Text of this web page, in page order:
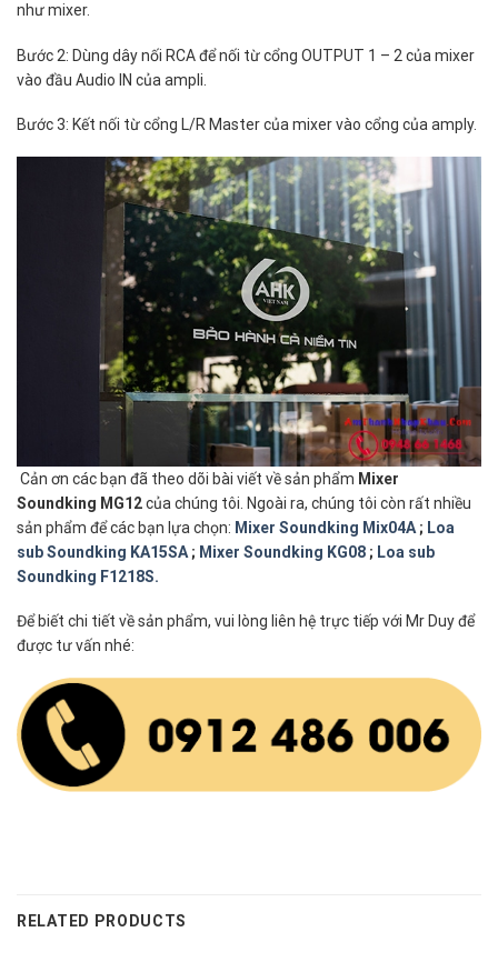
như mixer.
Bước 2: Dùng dây nối RCA để nối từ cổng OUTPUT 1 – 2 của mixer
vào đầu Audio IN của ampli.
Bước 3: Kết nối từ cổng L/R Master của mixer vào cổng của amply.
Cản ơn các bạn đã theo dõi bài viết về sản phẩm Mixer
Soundking MG12của chúng tôi. Ngoài ra, chúng tôi còn rất nhiều
sản phẩm để các bạn lựa chọn: Mixer Soundking Mix04A ; Loa
sub Soundking KA15SA ; Mixer Soundking KG08 ; Loa sub
Soundking F1218S.
Để biết chi tiết về sản phẩm, vui lòng liên hệ trực tiếp với Mr Duy để
được tư vấn nhé:
RELATED PRODUCTS